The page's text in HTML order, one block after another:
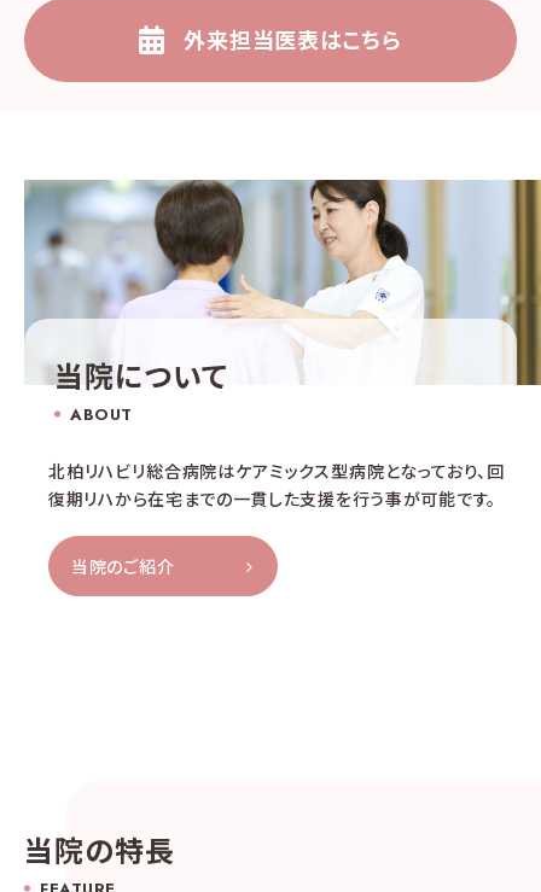
外来担当医表はこちら
当院について
ABOUT
北柏リハビリ総合病院はケアミックス型病院となっており、回
復期リハから在宅までの一貫した支援を行う事が可能です。
当院のご紹介
当院の特長